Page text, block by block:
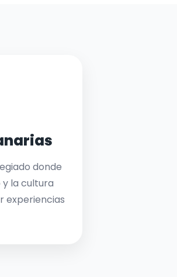
donde
y la cultura
experiencias